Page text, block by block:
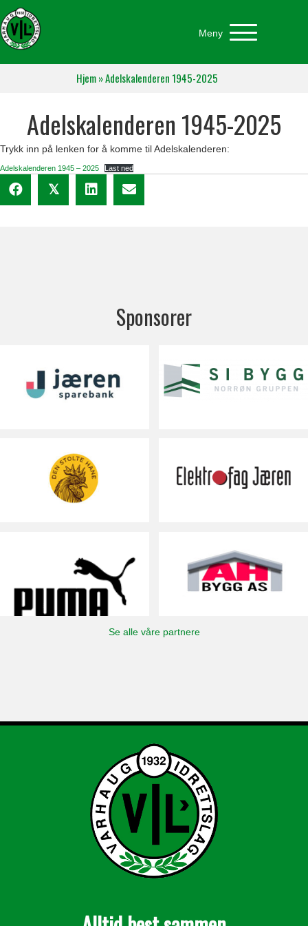
Meny
Hjem»Adelskalenderen 1945-2025
Adelskalenderen 1945-2025
Trykk inn på lenken for å komme til Adelskalenderen:
Adelskalenderen 1945 – 2025 Last ned
𝕏
Sponsorer
Se alle våre partnere